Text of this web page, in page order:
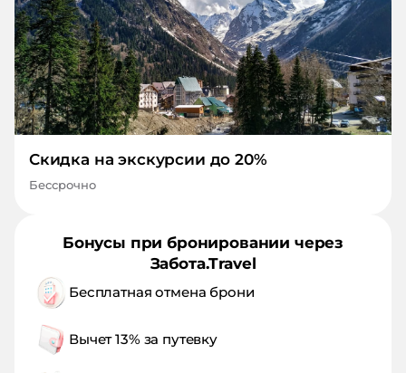
Скидка на экскурсии до 20%
Бессрочно
Бонусы при бронировании через
Забота.Travel
Бесплатная отмена брони
Вычет 13% за путевку